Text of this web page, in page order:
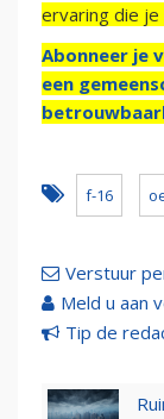
ervaring die
Abonneer je
een
f-16
Verstuur
Meld u aan
Tip de